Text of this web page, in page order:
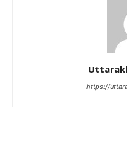
https://